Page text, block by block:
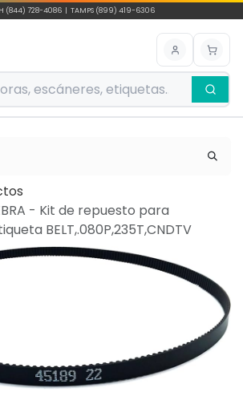
(844) 728-4086 | TAMPS (899) 419-6306
- Kit de repuesto para
BELT,.080P,235T,CNDTV